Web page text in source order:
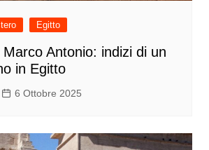
Egitto
Antonio: indizi di un
in Egitto
6 Ottobre 2025